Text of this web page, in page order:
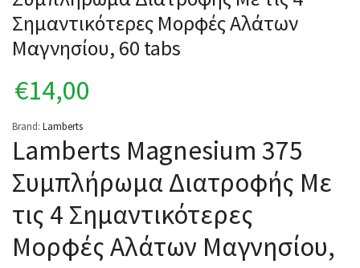
Σημαντικότερες Μορφές Αλάτων
Μαγνησίου, 60 tabs
€14,00
Brand: Lamberts
Lamberts Magnesium 375
Συμπλήρωμα Διατροφής Με
τις 4 Σημαντικότερες
Μορφές Αλάτων Μαγνησίου,